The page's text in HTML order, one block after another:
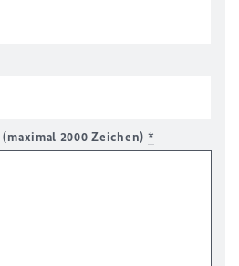
2000 Zeichen) *